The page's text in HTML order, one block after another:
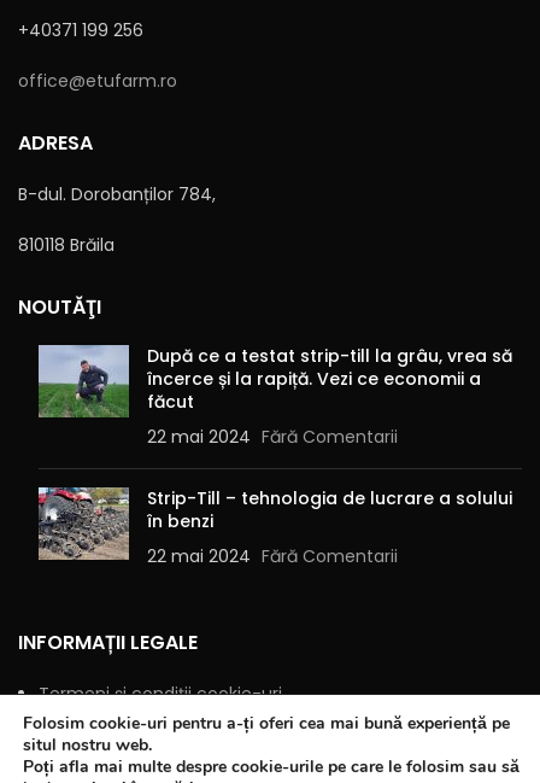
+40371 199 256
office@etufarm.ro
ADRESA
B-dul. Dorobanților 784,
810118 Brăila
NOUTĂŢI
După ce a testat strip-till la grâu, vrea să
încerce și la rapiță. Vezi ce economii a
făcut
22 mai 2024 Fără Comentarii
Strip-Till – tehnologia de lucrare a solului
în benzi
22 mai 2024 Fără Comentarii
INFORMAȚII LEGALE
Termeni și condiții cookie-uri
Politică de confidențialitate
ANPC
Folosim cookie-uri pentru a-ți oferi cea mai bună experiență pe
situl nostru web.
Poți afla mai multe despre cookie-urile pe care le folosim sau să